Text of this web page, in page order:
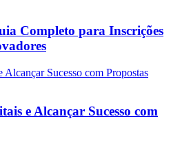
Completo para Inscrições
e Alcançar Sucesso com